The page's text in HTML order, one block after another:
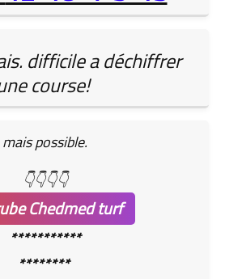
difficile a déchiffrer
course!
mais possible.
👇👇👇👇
Chedmed turf
***********
********